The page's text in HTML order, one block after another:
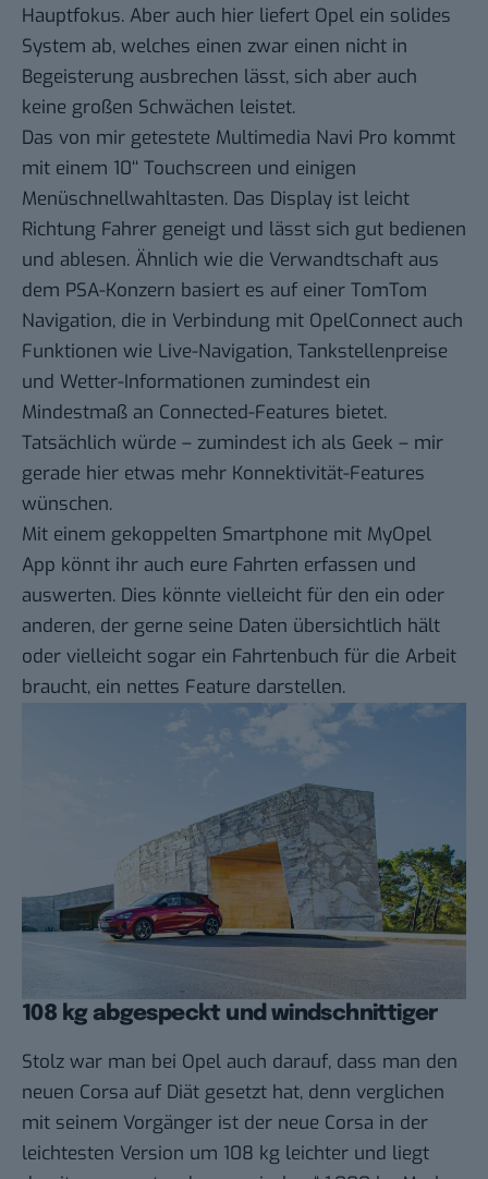
Hauptfokus. Aber auch hier liefert Opel ein solides
System ab, welches einen zwar einen nicht in
Begeisterung ausbrechen lässt, sich aber auch
keine großen Schwächen leistet.
Das von mir getestete Multimedia Navi Pro kommt
mit einem 10‘‘ Touchscreen und einigen
Menüschnellwahltasten. Das Display ist leicht
Richtung Fahrer geneigt und lässt sich gut bedienen
und ablesen. Ähnlich wie die Verwandtschaft aus
dem PSA-Konzern basiert es auf einer TomTom
Navigation, die in Verbindung mit OpelConnect auch
Funktionen wie Live-Navigation, Tankstellenpreise
und Wetter-Informationen zumindest ein
Mindestmaß an Connected-Features bietet.
Tatsächlich würde – zumindest ich als Geek – mir
gerade hier etwas mehr Konnektivität-Features
wünschen.
Mit einem gekoppelten Smartphone mit MyOpel
App könnt ihr auch eure Fahrten erfassen und
auswerten. Dies könnte vielleicht für den ein oder
anderen, der gerne seine Daten übersichtlich hält
oder vielleicht sogar ein Fahrtenbuch für die Arbeit
braucht, ein nettes Feature darstellen.
108 kg abgespeckt und windschnittiger
Stolz war man bei Opel auch darauf, dass man den
neuen Corsa auf Diät gesetzt hat, denn verglichen
mit seinem Vorgänger ist der neue Corsa in der
leichtesten Version um 108 kg leichter und liegt